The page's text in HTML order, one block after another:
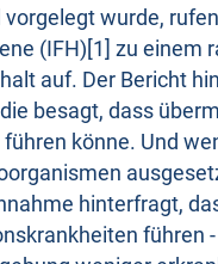
wurde,
(IFH)[1] zu einem
auf. Der Bericht
besagt, dass
könne. Und
hinterfragt,
führen